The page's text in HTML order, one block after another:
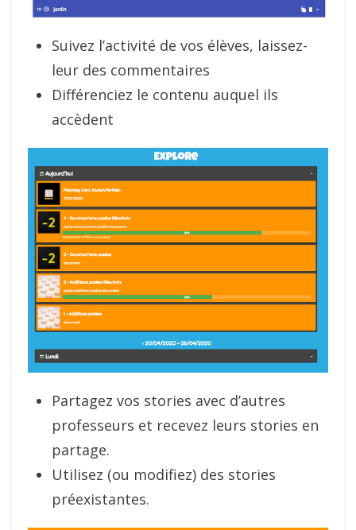
Suivez l’activité de vos élèves, laissez-
leur des commentaires
Différenciez le contenu auquel ils
accèdent
Partagez vos stories avec d’autres
professeurs et recevez leurs stories en
partage.
Utilisez (ou modifiez) des stories
préexistantes.